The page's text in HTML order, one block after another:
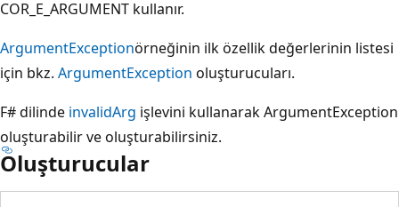
COR_E_ARGUMENT kullanır.
ArgumentExceptionörneğinin ilk özellik değerlerinin listesi
için bkz. ArgumentException oluşturucuları.
F# dilinde invalidArg işlevini kullanarak ArgumentException
oluşturabilir ve oluşturabilirsiniz.
Oluşturucular